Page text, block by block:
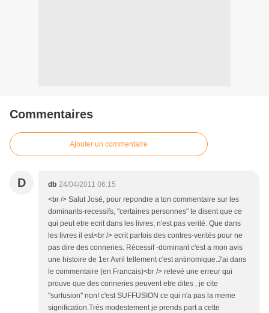
Commentaires
Ajouter un commentaire
D db 24/04/2011 06:15
<br /> Salut José, pour repondre a ton commentaire sur les
dominants-recessifs, "certaines personnes" te disent que ce
qui peut etre ecrit dans les livres, n'est pas verité. Que dans
les livres il est<br /> ecrit parfois des contres-verités pour ne
pas dire des conneries. Récessif -dominant c'est a mon avis
une histoire de 1er Avril tellement c'est antinomique.J'ai dans
le commentaire (en Francais)<br /> relevé une erreur qui
prouve que des conneries peuvent etre dites , je cite
"surfusion" non! c'est SUFFUSION ce qui n'a pas la meme
signification.Trés modestement je prends part a cette